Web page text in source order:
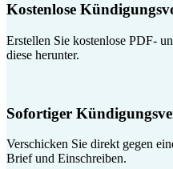
Kostenlose
Erstellen Sie kostenlose PDF-
diese herunter.
Sofortiger
Verschicken Sie direkt gegen
Brief und Einschreiben.